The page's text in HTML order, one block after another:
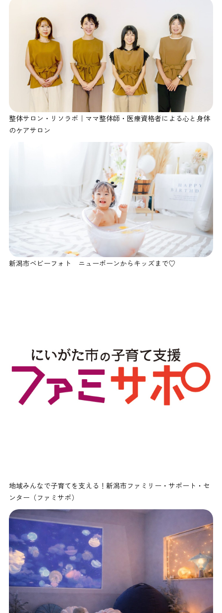
整体サロン・リソラボ｜ママ整体師・医療資格者による心と身体
のケアサロン
新潟市ベビーフォト ニューボーンからキッズまで♡
地域みんなで子育てを支える！新潟市ファミリー・サポート・セ
ンター（ファミサポ）